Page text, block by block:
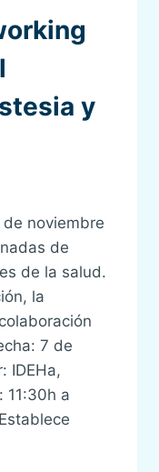
y
noviembre
de
de la salud.
la
7 de
IDEHa,
11:30h a
Establece